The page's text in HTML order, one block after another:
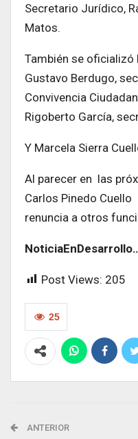
Secretario Jurídico,
Matos.
También se
Gustavo Berdugo,
Convivencia
Rigoberto García,
Y Marcela Sierra
Al parecer en las
Carlos Pinedo
renuncia a otros
Post Views: 205
25
ANTERIOR